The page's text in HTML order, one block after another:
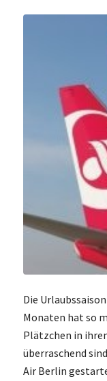
Die
Monaten hat so
Plätzchen in
überraschend
Air Berlin